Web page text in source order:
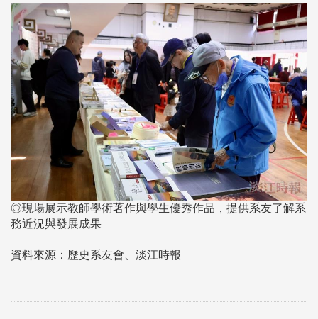
◎現場展示教師學術著作與學生優秀作品，提供系友了解系
務近況與發展成果
資料來源：歷史系友會、淡江時報